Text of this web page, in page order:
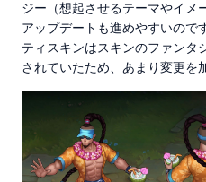
ジー（想起させるテーマやイメ
アップデートも進めやすいの
ティスキンはスキンのファンタ
されていたため、あまり変更を